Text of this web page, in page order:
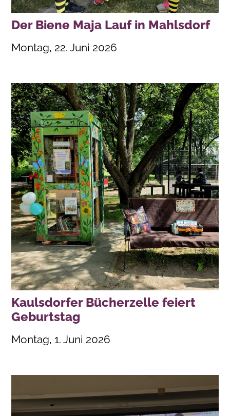
Der Biene Maja Lauf in Mahlsdorf
Montag, 22. Juni 2026
Kaulsdorfer Bücherzelle feiert
Geburtstag
Montag, 1. Juni 2026